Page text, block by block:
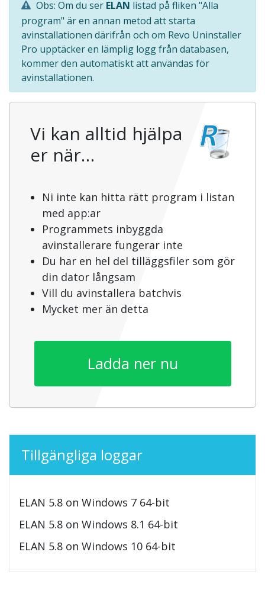
Obs: Om du ser ELAN listad på fliken "Alla
program" är en annan metod att starta
avinstallationen därifrån och om Revo Uninstaller
Pro upptäcker en lämplig logg från databasen,
kommer den automatiskt att användas för
avinstallationen.
Vi kan alltid hjälpa
er när…
Ni inte kan hitta rätt program i listan
med app:ar
Programmets inbyggda
avinstallerare fungerar inte
Du har en hel del tilläggsfiler som gör
din dator långsam
Vill du avinstallera batchvis
Mycket mer än detta
Ladda ner nu
Tillgängliga loggar
ELAN 5.8 on Windows 7 64-bit
ELAN 5.8 on Windows 8.1 64-bit
ELAN 5.8 on Windows 10 64-bit